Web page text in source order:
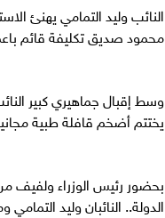
النائب وليد التمامي يهنئ
محمود صديق تكليفة قائم
وسط إقبال جماهيري كبير
يختتم أضخم قافلة طبية
بحضور رئيس الوزراء ولفيف
الدولة.. النائبان وليد